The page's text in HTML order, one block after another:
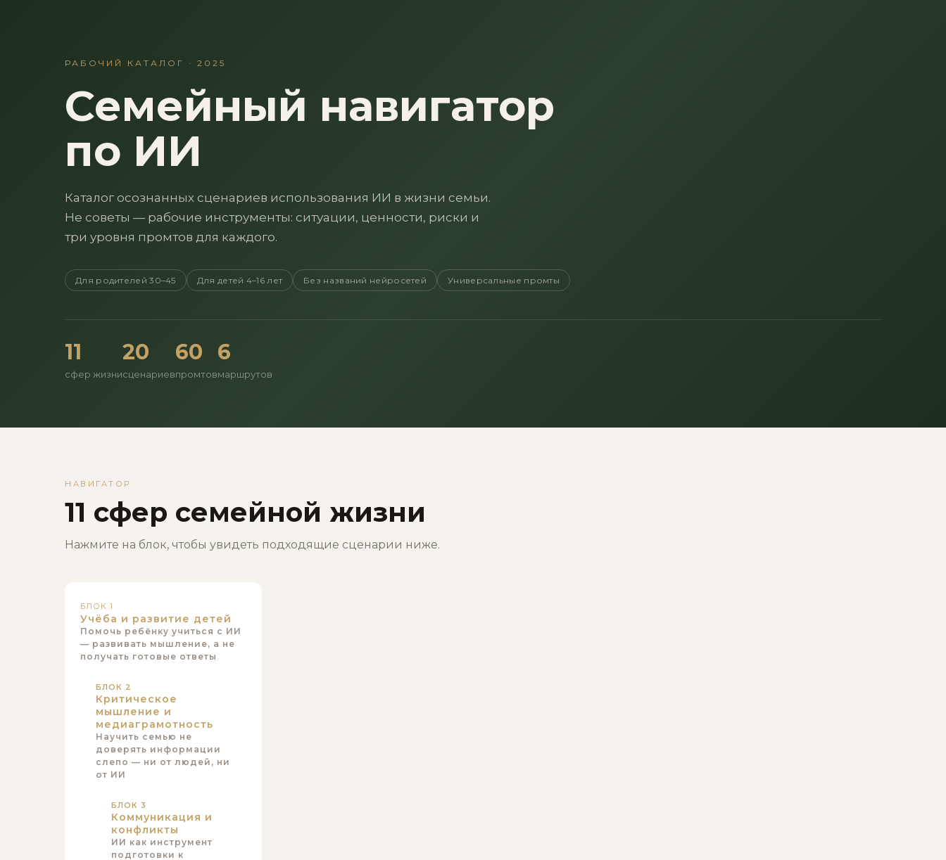
РАБОЧИЙ КАТАЛОГ · 2025
Семейный навигатор
по ИИ
Каталог осознанных сценариев использования ИИ в жизни семьи.
Не советы — рабочие инструменты: ситуации, ценности, риски и
три уровня промтов для каждого.
Для родителей 30–45 Для детей 4–16 лет Без названий нейросетей Универсальные промты
11
сфер жизни
20
сценариев
60
промтов
6
маршрутов
НАВИГАТОР
11 сфер семейной жизни
Нажмите на блок, чтобы увидеть подходящие сценарии ниже.
БЛОК 1
Учёба и развитие детей
Помочь ребёнку учиться с ИИ
— развивать мышление, а не
получать готовые ответы
БЛОК 2
Критическое
мышление и
медиаграмотность
Научить семью не
доверять информации
слепо — ни от людей, ни
от ИИ
БЛОК 3
Коммуникация и
конфликты
ИИ как инструмент
подготовки к